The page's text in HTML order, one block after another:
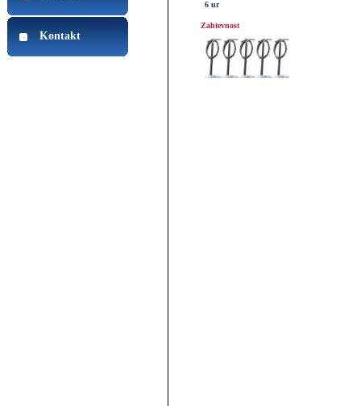
Kontakt
6 ur
Zahtevnost